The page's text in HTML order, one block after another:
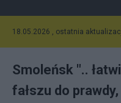
18.05.2026 , ostatnia
Smoleńsk "..
fałszu do